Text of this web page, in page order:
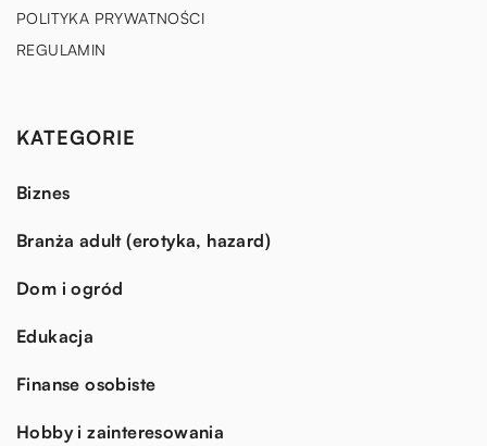
POLITYKA PRYWATNOŚCI
REGULAMIN
KATEGORIE
Biznes
Branża adult (erotyka, hazard)
Dom i ogród
Edukacja
Finanse osobiste
Hobby i zainteresowania